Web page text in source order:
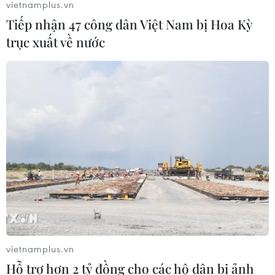
05/08/2026 23:16
Hội đồng Bảo an đánh giá về mối đe
dọa của IS đối với hòa bình, an ninh
Mỹ hoàn trả khoảng 100 tỷ USD thuế
quan sau phán quyết của Tòa án Tối
cao
05/08/2026 22:58
Tổng Bí thư, Chủ tịch nước tiếp Tư
lệnh Bộ Chỉ huy Thái Bình Dương
vietnamplus.vn
Tiếp nhận 47 công dân Việt Nam bị Hoa Kỳ
trục xuất về nước
vietnamplus.vn
Hỗ trợ hơn 2 tỷ đồng cho các hộ dân bị ảnh